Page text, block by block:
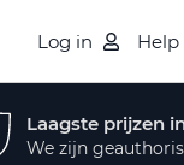
Log in Help
Laagste prijzen
We zijn